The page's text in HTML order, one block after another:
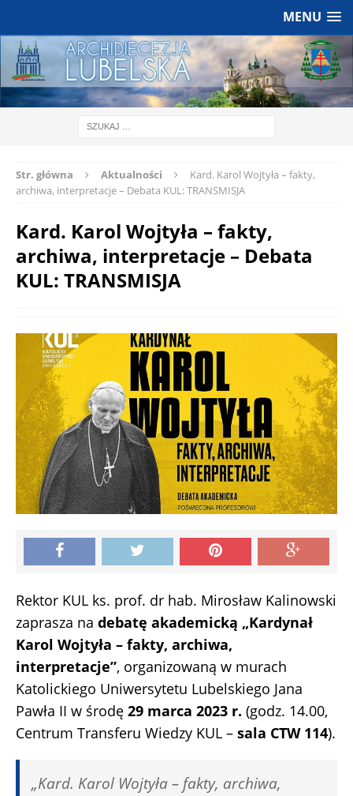
MENU
Str. główna Aktualności
Kard. Karol Wojtyła – fakty,
archiwa, interpretacje – Debata KUL: TRANSMISJA
Kard. Karol Wojtyła – fakty,
archiwa, interpretacje – Debata
KUL: TRANSMISJA
Rektor KUL ks. prof. dr hab. Mirosław Kalinowski
zaprasza na debatę akademicką „Kardynał
Karol Wojtyła – fakty, archiwa,
interpretacje”, organizowaną w murach
Katolickiego Uniwersytetu Lubelskiego Jana
Pawła II w środę 29 marca 2023 r. (godz. 14.00,
Centrum Transferu Wiedzy KUL – sala CTW 114).
„Kard. Karol Wojtyła – fakty, archiwa,